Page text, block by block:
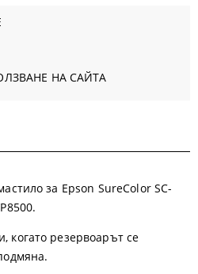
НА САЙТА
за Epson SureColor SC-
резервоарът се